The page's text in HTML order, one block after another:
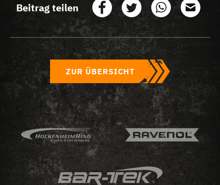
Beitrag teilen
ZUR ÜBERSICHT